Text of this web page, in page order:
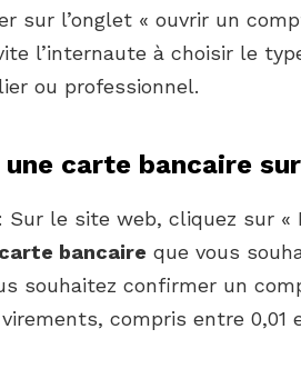
sur l’onglet « ouvrir un
l’internaute à choisir le
ou professionnel.
carte bancaire
Sur le site web, cliquez sur «
carte bancaire que vous
souhaitez confirmer un
compris entre 0,01